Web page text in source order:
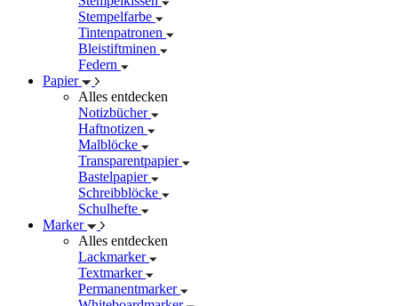
Stempelfarbe
Tintenpatronen
Bleistiftminen
Federn
Papier
Alles entdecken
Notizbücher
Haftnotizen
Malblöcke
Transparentpapier
Bastelpapier
Schreibblöcke
Schulhefte
Marker
Alles entdecken
Lackmarker
Textmarker
Permanentmarker